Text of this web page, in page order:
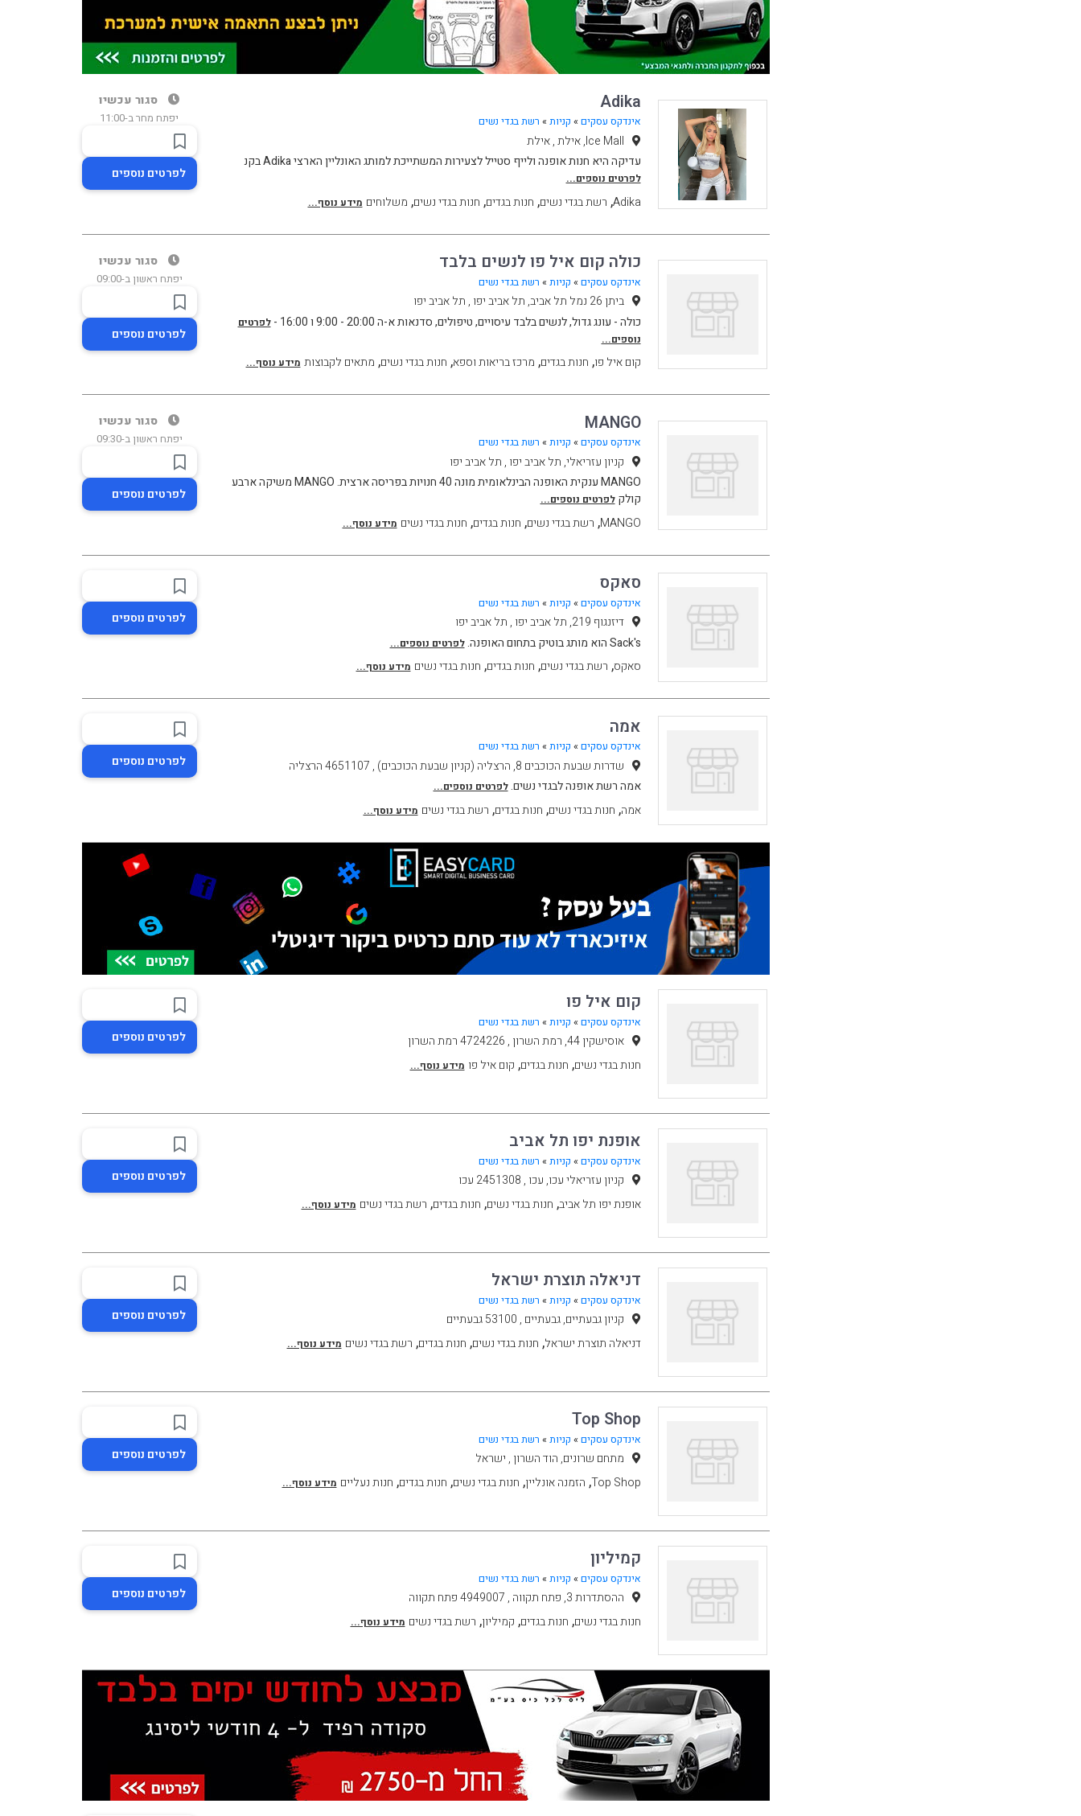
Adika
אינדקס עסקים » קניות » רשת בגדי נשים
עדיקה היא חנות אופנה ולייף סטייל לצעירות המשתייכת למותג האונליין הארצי Adika בקנ
לפרטים נוספים...
Adika
, רשת בגדי נשים, חנות בגדים, חנות בגדי נשים, משלוחים מידע נוסף...
סגור עכשיו
יפתח מחר ב-11:00
לפרטים נוספים
כולה קום איל פו לנשים בלבד
אינדקס עסקים » קניות » רשת בגדי נשים
ביתן 26 נמל תל אביב, תל אביב יפו , תל אביב יפו
כולה - עונג גדול, לנשים בלבד עיסויים, טיפולים, סדנאות א-ה 20:00 - 9:00 ו 16:00 -
לפרטים
נוספים...
קום איל פו, חנות בגדים, מרכז בריאות וספא, חנות בגדי נשים, מתאים לקבוצות מידע נוסף...
סגור עכשיו
יפתח ראשון ב-09:00
לפרטים נוספים
MANGO
אינדקס עסקים » קניות » רשת בגדי נשים
קניון עזריאלי, תל אביב יפו , תל אביב יפו
MANGO ענקית האופנה הבינלאומית מונה 40 חנויות בפריסה ארצית. MANGO משיקה ארבע
קולקלפרטים נוספים...
MANGO
, רשת בגדי נשים, חנות בגדים, חנות בגדי נשים מידע נוסף...
סגור עכשיו
יפתח ראשון ב-09:30
לפרטים נוספים
סאקס
אינדקס עסקים » קניות » רשת בגדי נשים
דיזנגוף 219, תל אביב יפו , תל אביב יפו
Sack's הוא מותג בוטיק בתחום האופנה.
לפרטים נוספים...
סאקס, רשת בגדי נשים, חנות בגדים, חנות בגדי נשים מידע נוסף...
לפרטים נוספים
אמה
אינדקס עסקים » קניות » רשת בגדי נשים
שדרות שבעת הכוכבים 8, הרצליה (קניון שבעת הכוכבים) , 4651107 הרצליה
אמה רשת אופנה לבגדי נשים.לפרטים נוספים...
אמה, חנות בגדי נשים, חנות בגדים, רשת בגדי נשים מידע נוסף...
לפרטים נוספים
קום איל פו
אינדקס עסקים » קניות » רשת בגדי נשים
אוסישקין 44, רמת השרון , 4724226 רמת השרון
חנות בגדי נשים, חנות בגדים, קום איל פו מידע נוסף...
לפרטים נוספים
אופנת יפו תל אביב
אינדקס עסקים » קניות » רשת בגדי נשים
קניון עזריאלי עכו, עכו , 2451308 עכו
אופנת יפו תל אביב, חנות בגדי נשים, חנות בגדים, רשת בגדי נשים מידע נוסף...
לפרטים נוספים
דניאלה תוצרת ישראל
אינדקס עסקים » קניות » רשת בגדי נשים
קניון גבעתיים, גבעתיים , 53100 גבעתיים
דניאלה תוצרת ישראל, חנות בגדי נשים, חנות בגדים, רשת בגדי נשים מידע נוסף...
לפרטים נוספים
Top Shop
אינדקס עסקים » קניות » רשת בגדי נשים
מתחם שרונים, הוד השרון , ישראל
Top Shop
, הזמנה אונליין, חנות בגדי נשים, חנות בגדים, חנות נעליים מידע נוסף...
לפרטים נוספים
קמיליון
אינדקס עסקים » קניות » רשת בגדי נשים
ההסתדרות 3, פתח תקווה , 4949007 פתח תקווה
חנות בגדי נשים, חנות בגדים, קמיליון, רשת בגדי נשים מידע נוסף...
לפרטים נוספים